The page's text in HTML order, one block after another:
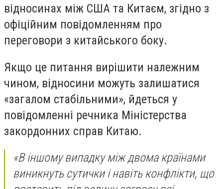
відносинах між США та Китаєм, згідно з
офіційним повідомленням про
переговори з китайського боку.
Якщо це питання вирішити належним
чином, відносини можуть залишатися
«загалом стабільними», йдеться у
повідомленні речника Міністерства
закордонних справ Китаю.
«В іншому випадку між двома країнами
виникнуть сутички і навіть конфлікти, що